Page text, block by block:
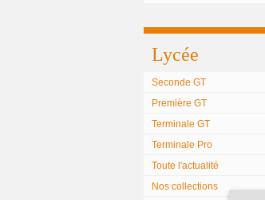
Lycée
Seconde GT
Première GT
Terminale GT
Terminale Pro
Toute l'actualité
Nos collections